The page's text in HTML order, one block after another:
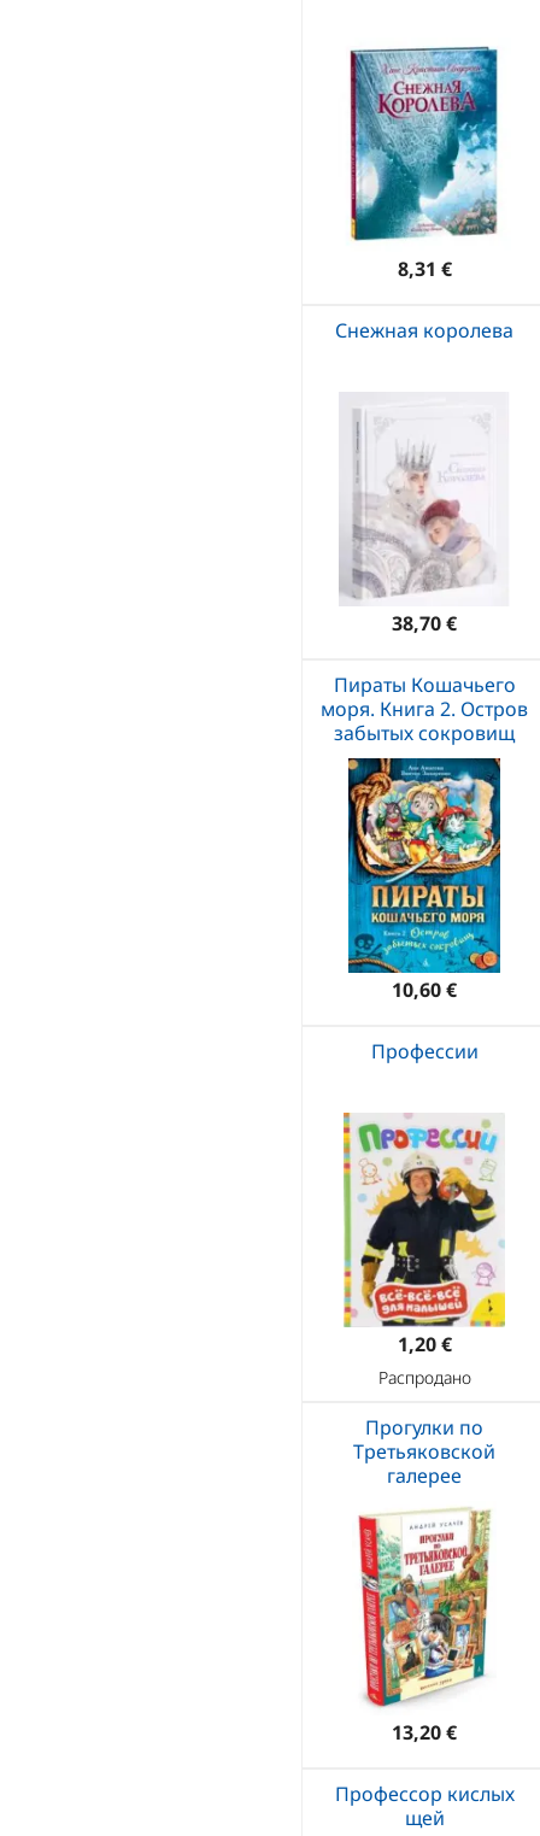
8,31 €
Снежная королева
38,70 €
Пираты Кошачьего
моря. Книга 2. Остров
забытых сокровищ
10,60 €
Профессии
1,20 €
Распродано
Прогулки по
Третьяковской
галерее
13,20 €
Профессор кислых
щей